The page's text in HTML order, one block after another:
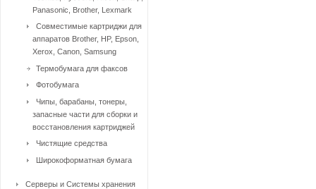
Panasonic, Brother, Lexmark
Совместимые картриджи для
аппаратов Brother, HP, Epson,
Xerox, Canon, Samsung
Термобумага для факсов
Фотобумага
Чипы, барабаны, тонеры,
запасные части для сборки и
восстановления картриджей
Чистящие средства
Широкоформатная бумага
Серверы и Системы хранения